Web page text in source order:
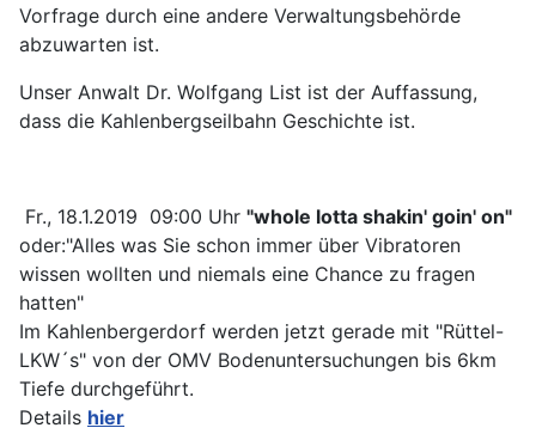
Vorfrage durch eine andere Verwaltungsbehörde
abzuwarten ist.
Unser Anwalt Dr. Wolfgang List ist der Auffassung,
dass die Kahlenbergseilbahn Geschichte ist.
Fr., 18.1.2019 09:00 Uhr "whole lotta shakin' goin' on"
oder:"Alles was Sie schon immer über Vibratoren
wissen wollten und niemals eine Chance zu fragen
hatten"
Im Kahlenbergerdorf werden jetzt gerade mit "Rüttel-
LKW´s" von der OMV Bodenuntersuchungen bis 6km
Tiefe durchgeführt.
Details hier